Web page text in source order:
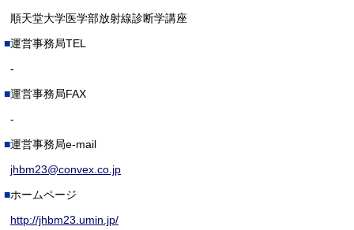
順天堂大学医学部放射線診断学講座
運営事務局TEL
-
運営事務局FAX
-
運営事務局e-mail
jhbm23@convex.co.jp
ホームページ
http://jhbm23.umin.jp/